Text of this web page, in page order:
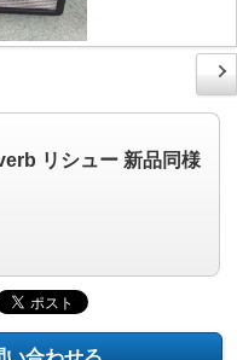
リシュー 新品同様